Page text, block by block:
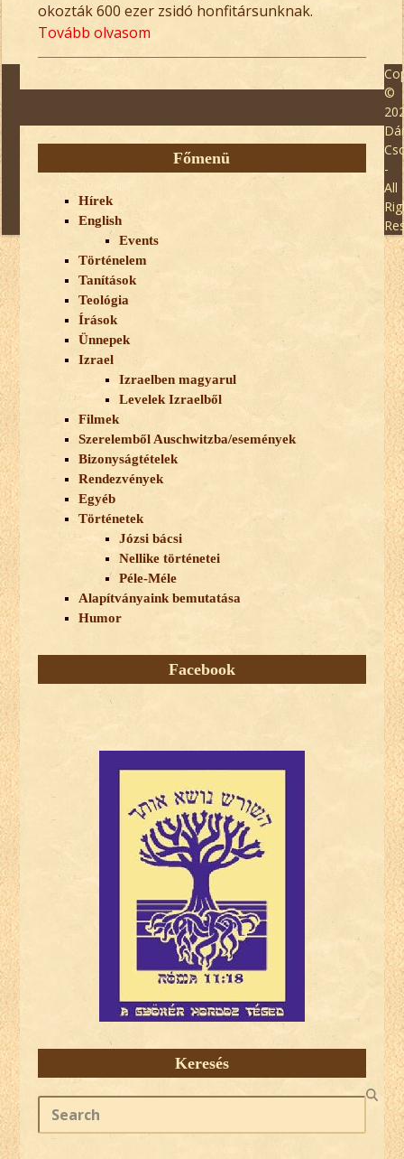
okozták 600 ezer zsidó honfitársunknak.
Tovább olvasom
Főmenü
Hírek
English
Events
Történelem
Tanítások
Teológia
Írások
Ünnepek
Izrael
Izraelben magyarul
Levelek Izraelből
Filmek
Szerelemből Auschwitzba/események
Bizonyságtételek
Rendezvények
Egyéb
Történetek
Józsi bácsi
Nellike történetei
Péle-Méle
Alapítványaink bemutatása
Humor
Facebook
Keresés
Search
©
-
All